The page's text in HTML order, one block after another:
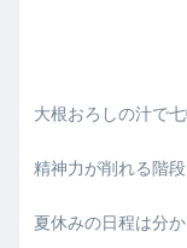
大根おろしの汁で
精神力が削れる階段
夏休みの日程は分